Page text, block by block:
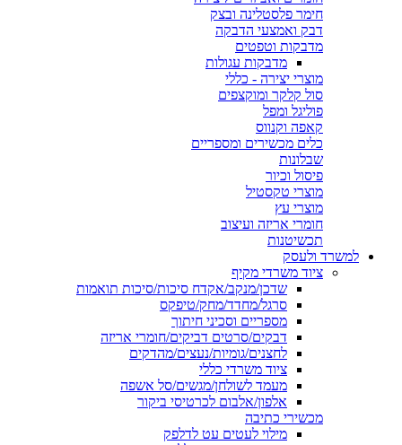
חימר פלסטלינה ובצק
דבק ואמצעי הדבקה
מדבקות וטפטים
מדבקות עגולות
מוצרי יצירה - כללי
סול קלקר ומוקצפים
פוליגל ומפל
קאפה וקנווס
כלים מכשירים ומספריים
שבלונות
פיסול וכיור
מוצרי טקסטיל
מוצרי עץ
חומרי אריזה ועיצוב
תכשיטנות
למשרד ולעסק
ציוד משרדי מקיף
שדכן/מנקב/אקדח סיכות/סיכות תואמות
סרגל/מחדד/מחק/טיפקס
מספריים וסכיני חיתוך
דבקים/סרטים דביקים/חומרי אריזה
לחצנים/גומיות/נעצים/מהדקים
ציוד משרדי כללי
מעמד לשולחן/מגשים/סל אשפה
אלפון/אלבום לכרטיסי ביקור
מכשירי כתיבה
מילוי לעטים עט לדלפק